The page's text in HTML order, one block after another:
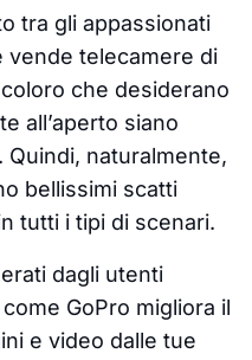
tra gli appassionati
vende telecamere di
che desiderano
all’aperto siano
naturalmente,
bellissimi scatti
tutti i tipi di scenari.
dagli utenti
GoPro migliora il
e video dalle tue